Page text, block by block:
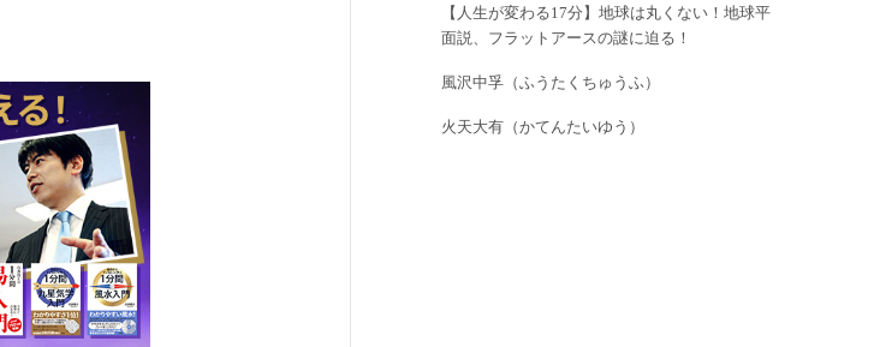
【人生が変わる17分】地球は丸くない！地球平
面説、フラットアースの謎に迫る！
風沢中孚（ふうたくちゅうふ）
火天大有（かてんたいゆう）